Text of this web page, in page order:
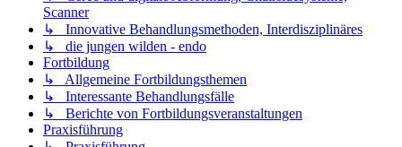
Scanner
↳ Innovative Behandlungsmethoden, Interdisziplinäres
↳ die jungen wilden - endo
Fortbildung
↳ Allgemeine Fortbildungsthemen
↳ Interessante Behandlungsfälle
↳ Berichte von Fortbildungsveranstaltungen
Praxisführung